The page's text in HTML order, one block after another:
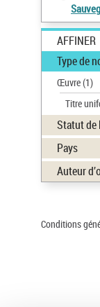
AFFINER
Type de
Œuvre(1)
Titre
Statut de
Pays
Auteur
Conditions